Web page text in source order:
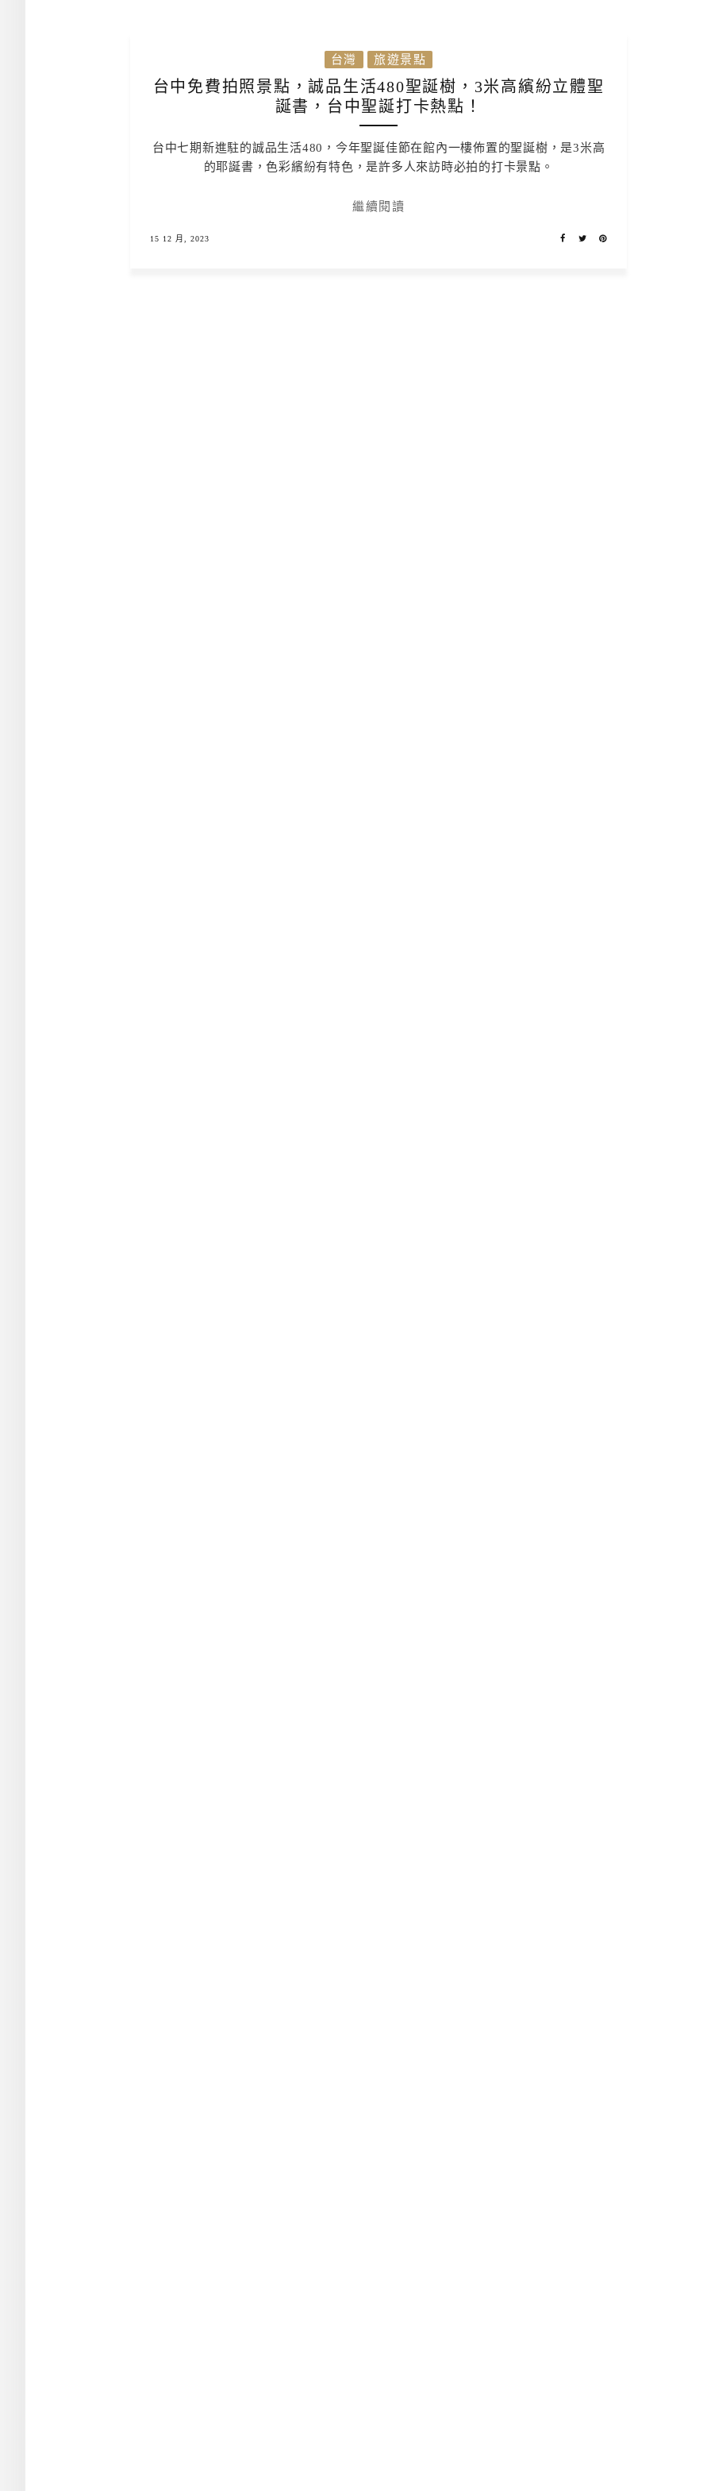
台灣 旅遊景點
台中免費拍照景點，誠品生活480聖誕樹，3米高繽紛立體聖
誕書，台中聖誕打卡熱點！
台中七期新進駐的誠品生活480，今年聖誕佳節在館內一樓佈置的聖誕樹，是3米高
的耶誕書，色彩繽紛有特色，是許多人來訪時必拍的打卡景點。
繼續閱讀
15 12 月, 2023